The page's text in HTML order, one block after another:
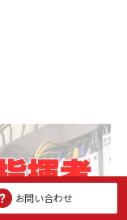
お問い合わせ